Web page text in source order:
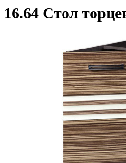
16.64 Стол